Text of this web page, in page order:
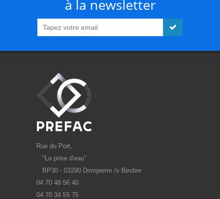
à la newsletter
Rue du Port,
"La prise d'eau"
BP30 - 03290 Dompierre /s Besbre
04 70 48 56 40
04 70 34 55 75